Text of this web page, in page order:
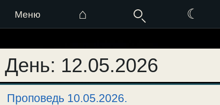
Меню ⌂ ☾
к
содержимому
День: 12.05.2026
Проповедь 10.05.2026.